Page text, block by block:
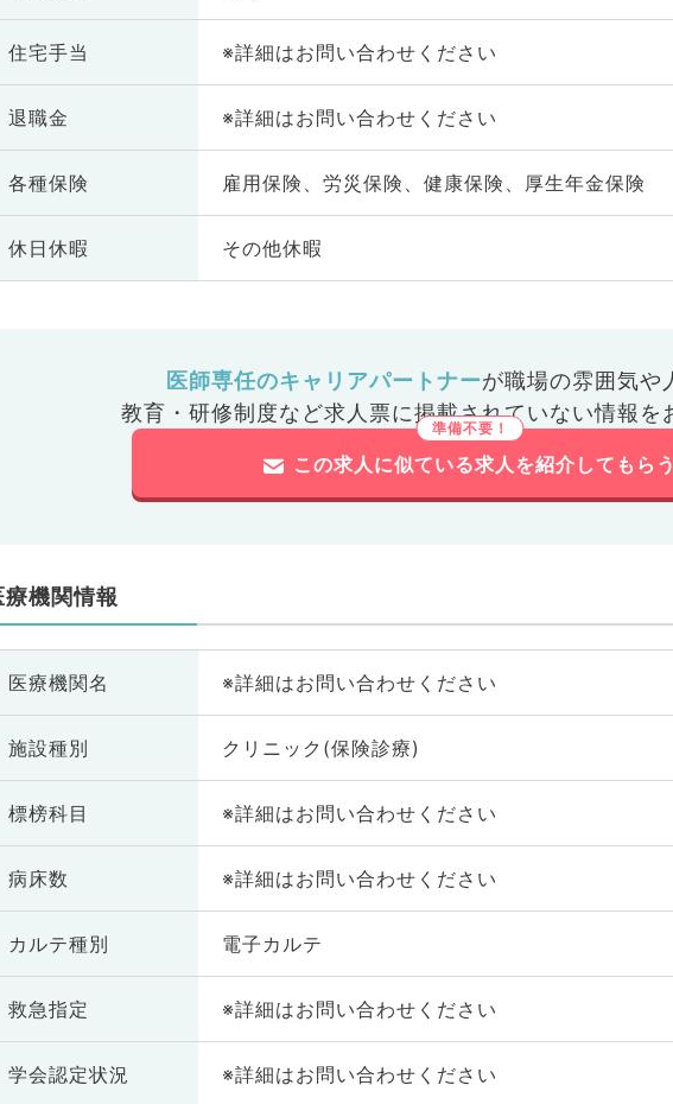
住宅手当 ※詳細はお問い合わせください
退職金 ※詳細はお問い合わせください
各種保険 雇用保険、労災保険、健康保険、厚生年金保険
休日休暇 その他休暇
医師専任のキャリアパートナーが職場の雰囲気や
教育・研修制度など求人票に掲載されていない情報を
この求人に似ている求人を紹介してもらう
療機関情報
医療機関名 ※詳細はお問い合わせください
施設種別 クリニック(保険診療)
標榜科目 ※詳細はお問い合わせください
病床数 ※詳細はお問い合わせください
カルテ種別 電子カルテ
救急指定 ※詳細はお問い合わせください
学会認定状況 ※詳細はお問い合わせください